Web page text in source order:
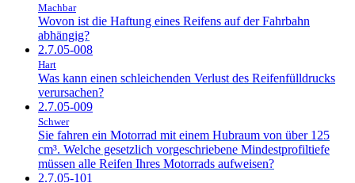
Machbar
Wovon ist die Haftung eines Reifens auf der Fahrbahn
abhängig?
2.7.05-008
Hart
Was kann einen schleichenden Verlust des Reifenfülldrucks
verursachen?
2.7.05-009
Schwer
Sie fahren ein Motorrad mit einem Hubraum von über 125
cm³. Welche gesetzlich vorgeschriebene Mindestprofiltiefe
müssen alle Reifen Ihres Motorrads aufweisen?
2.7.05-101